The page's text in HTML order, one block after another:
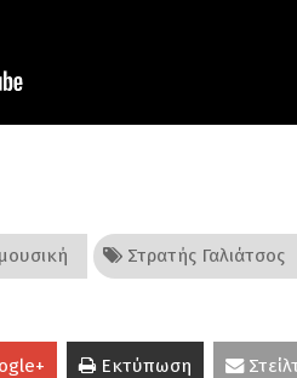
Στρατής Γαλιάτσος
Εκτύπωση